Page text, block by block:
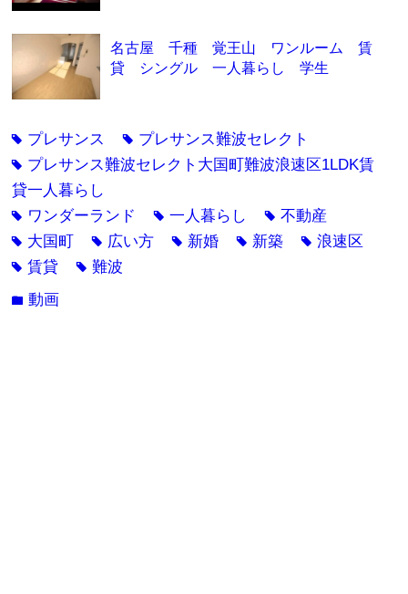
名古屋 千種 覚王山 ワンルーム 賃
貸 シングル 一人暮らし 学生
tag プレサンス tag プレサンス難波セレクト
tag プレサンス難波セレクト大国町難波浪速区1LDK賃
貸一人暮らし
tag ワンダーランド tag一人暮らし tag不動産
tag 大国町 tag 広い方 tag 新婚 tag 新築 tag浪速区
tag賃貸 tag難波
folder動画